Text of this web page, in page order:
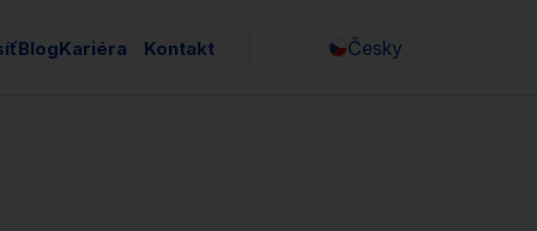
BlogKariéra Kontakt Česky